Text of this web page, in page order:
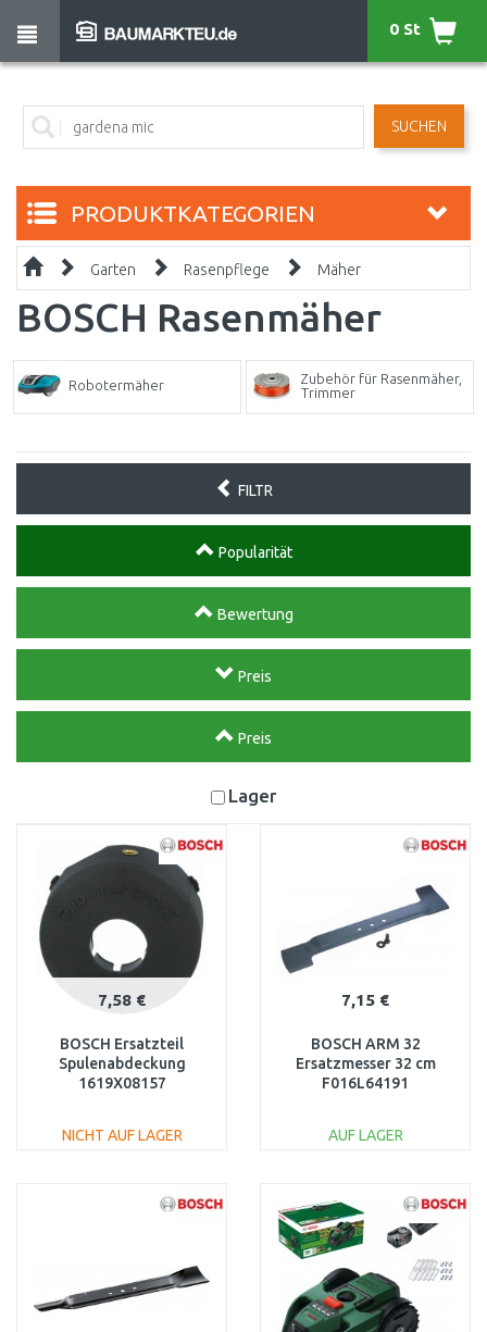
SUCHEN
0 St
PRODUKTKATEGORIEN
Garten Rasenpflege Mäher
BOSCH Rasenmäher
Robotermäher
Zubehör für Rasenmäher,
Trimmer
FILTR
Popularität
Bewertung
Preis
Preis
Lager
7,58 €
BOSCH Ersatzteil
Spulenabdeckung
1619X08157
NICHT AUF LAGER
7,15 €
BOSCH ARM 32
Ersatzmesser 32 cm
F016L64191
AUF LAGER
Vergleichen